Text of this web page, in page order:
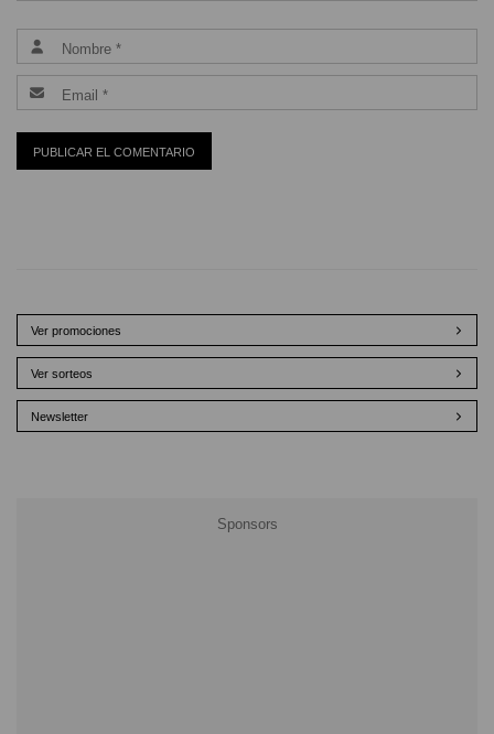
Ver promociones
Ver sorteos
Newsletter